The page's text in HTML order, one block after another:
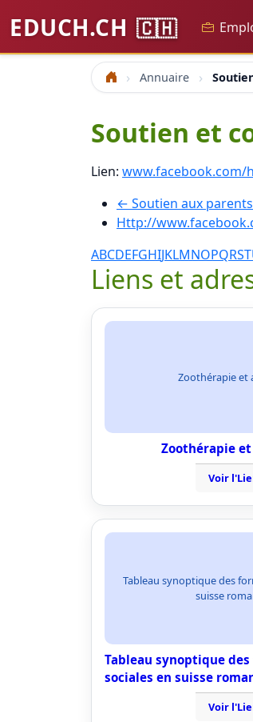
EDUCH.CH 🇨🇭
Accueil Annuaire
Soutien et
Lien: www.facebook.com/
← Soutien aux
Http://
ABCDEFGHIJKLMNOPQRST
Liens et
Zoothérapie et
Zoothérapie
Voir
Tableau synoptique des
suisse
Tableau synoptique
sociales en suisse
Voir